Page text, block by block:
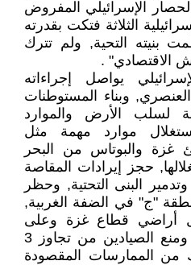
الإسرائيلي المفروض
الثلاثة فتكت بقدرته
بنيته التحية, ولم تترك
الاقتصادي" .
يواصل إجراءاته
وبناء المستوطنات
لسلب الأرض والموارد
موارد مهمة مثل
غزة والبوتاس من البحر
حجز إيرادات المقاصة
البنى التحتية, وحظر
"ج" في الضفة الغربية,
أراضي قطاع غزة وعلى
امتداد الحدود مع إسرائيل, ومنع الصيادين من تجاوز 3
من الممارسات المقصودة